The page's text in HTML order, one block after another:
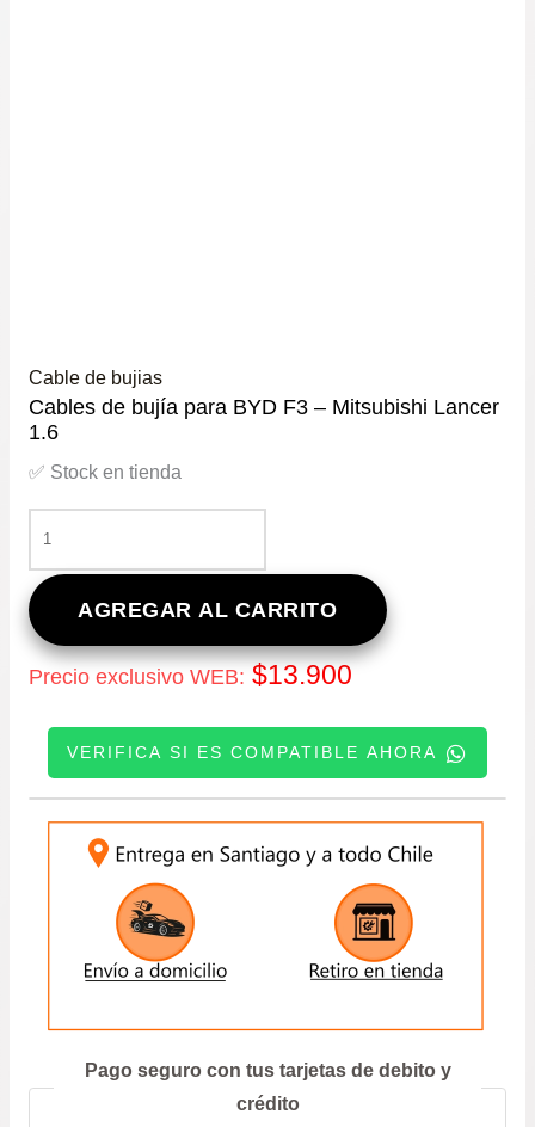
Cable de bujias
Cables de bujía para BYD F3 – Mitsubishi Lancer
1.6
✅ Stock en tienda
DE
BUJÍA
PARA
BYD
F3
–
LANCER
CANTIDAD
AGREGAR AL CARRITO
Precio exclusivo WEB: $13.900
VERIFICA SI ES COMPATIBLE AHORA
Pago seguro con tus tarjetas de debito y
crédito